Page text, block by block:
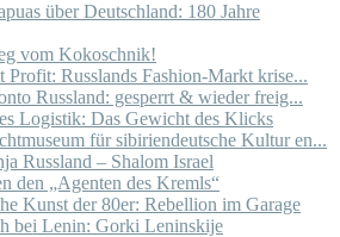
über Deutschland: 180 Jahre
vom Kokoschnik!
Profit: Russlands Fashion-Markt krise...
Russland: gesperrt & wieder freig...
Logistik: Das Gewicht des Klicks
für sibiriendeutsche Kultur en...
Russland – Shalom Israel
den „Agenten des Kremls“
Kunst der 80er: Rebellion im Garage
bei Lenin: Gorki Leninskije